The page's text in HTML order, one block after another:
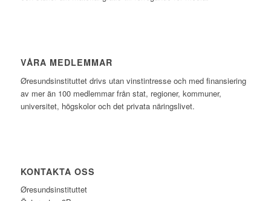
VÅRA MEDLEMMAR
Øresundsinstituttet drivs utan vinst­intresse och med finansiering
av mer än 100 medlemmar från stat, regioner, kommuner,
universitet, högskolor och det privata näringslivet.
KONTAKTA OSS
Øresundsinstituttet